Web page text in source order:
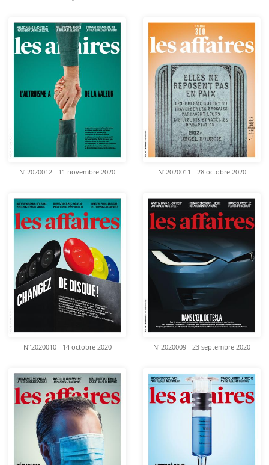
N°2020012 - 11 novembre 2020 N°2020011 - 28 octobre 2020
N°2020010 - 14 octobre 2020 N°2020009 - 23 septembre 2020